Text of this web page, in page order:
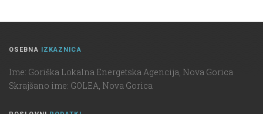
OSEBNA IZKAZNICA
Ime: Goriška Lokalna Energetska Agencija, Nova Gorica
Skrajšano ime: GOLEA, Nova Gorica